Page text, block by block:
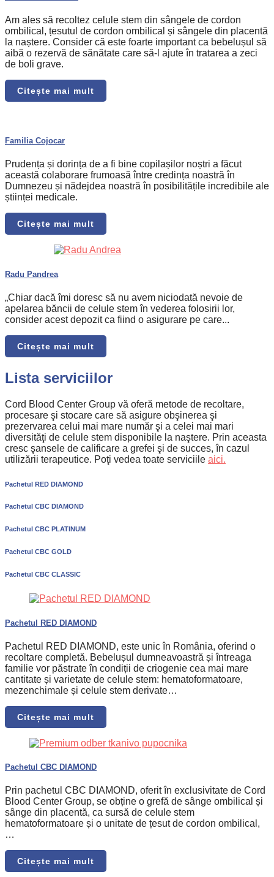
Am ales să recoltez celule stem din sângele de cordon
ombilical, țesutul de cordon ombilical și sângele din placentă
la naștere. Consider că este foarte important ca bebelușul să
aibă o rezervă de sănătate care să-l ajute în tratarea a zeci
de boli grave.
Citește mai mult
Familia Cojocar
Prudența și dorința de a fi bine copilașilor noștri a făcut
această colaborare frumoasă între credința noastră în
Dumnezeu și nădejdea noastră în posibilitățile incredibile ale
științei medicale.
Citește mai mult
Radu Pandrea
„Chiar dacă îmi doresc să nu avem niciodată nevoie de
apelarea băncii de celule stem în vederea folosirii lor,
consider acest depozit ca fiind o asigurare pe care...
Citește mai mult
Lista serviciilor
Cord Blood Center Group vă oferă metode de recoltare,
procesare şi stocare care să asigure obşinerea şi
prezervarea celui mai mare număr şi a celei mai mari
diversităţi de celule stem disponibile la naştere. Prin aceasta
cresc şansele de calificare a grefei şi de succes, în cazul
utilizării terapeutice. Poţi vedea toate serviciile aici.
Pachetul RED DIAMOND
Pachetul CBC DIAMOND
Pachetul CBC PLATINUM
Pachetul CBC GOLD
Pachetul CBC CLASSIC
Pachetul RED DIAMOND
Pachetul RED DIAMOND, este unic în România, oferind o
recoltare completă. Bebelușul dumneavoastră și întreaga
familie vor păstrate în condiții de criogenie cea mai mare
cantitate și varietate de celule stem: hematoformatoare,
mezenchimale și celule stem derivate…
Citește mai mult
Pachetul CBC DIAMOND
Prin pachetul CBC DIAMOND, oferit în exclusivitate de Cord
Blood Center Group, se obține o grefă de sânge ombilical și
sânge din placentă, ca sursă de celule stem
hematoformatoare și o unitate de țesut de cordon ombilical,
…
Citește mai mult